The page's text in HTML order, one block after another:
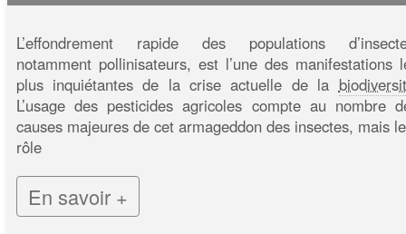
L’effondrement rapide des populations
notamment pollinisateurs, est l’une des manifestations
plus inquiétantes de la crise actuelle de la
L’usage des pesticides agricoles compte au nombre
causes majeures de cet armageddon des insectes, mais
rôle
En savoir +